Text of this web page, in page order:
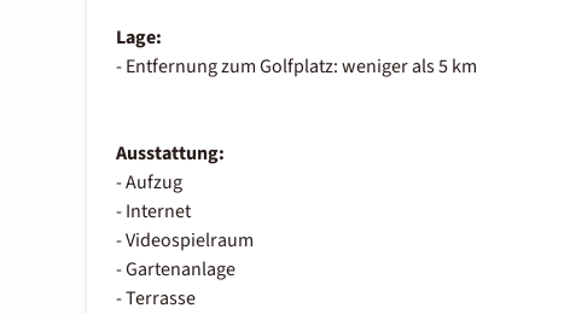
Lage:
- Entfernung zum Golfplatz: weniger als 5 km
Ausstattung:
- Aufzug
- Internet
- Videospielraum
- Gartenanlage
- Terrasse